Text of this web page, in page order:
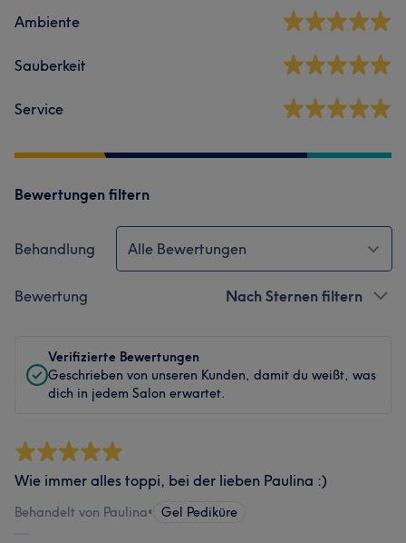
Ambiente
Sauberkeit
Service
Bewertungen filtern
Behandlung Alle Bewertungen
Bewertung Nach Sternen filtern
Verifizierte Bewertungen
Geschrieben von unseren Kunden, damit du weißt, was
dich in jedem Salon erwartet.
Wie immer alles toppi, bei der lieben Paulina :)
Behandelt von Paulina• Gel Pediküre